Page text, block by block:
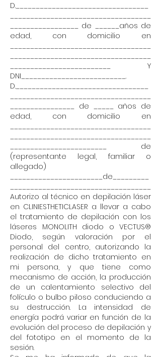
D._________________________________
___________________________________
_________________ de ______años de
edad, con domicilio en
___________________________________
___________________________________
_________________________ Y
DNI__________________________.
D._________________________________
___________________________________
________________ de _____ años de
edad, con domicilio en
___________________________________
___________________________________
________________________ de
(representante legal, familiar o
allegado)
_______________________de_________
___________________________________
Autorizo al técnico en depilación láser
en CLINIESTHETICLASER a llevar a cabo
el tratamiento de depilación con los
láseres MONOLITH diodo o VECTUS®
Diodo, según valoración por el
personal del centro, autorizando la
realización de dicho tratamiento en
mi persona, y que tiene como
mecanismo de acción, la producción
de un calentamiento selectivo del
folículo o bulbo piloso conduciendo a
su destrucción. La intensidad de
energía podrá variar en función de la
evolución del proceso de depilación y
del fototipo en el momento de la
sesión.